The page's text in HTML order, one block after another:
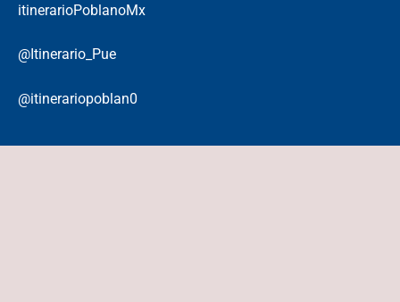
itinerarioPoblanoMx
@Itinerario_Pue
@itinerariopoblan0